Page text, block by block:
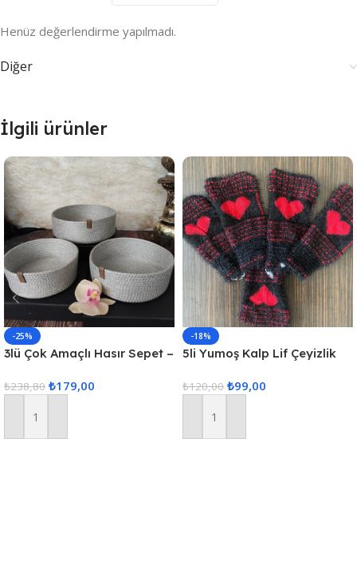
Henüz değerlendirme yapılmadı.
Diğer
İlgili ürünler
-25%
3lü Çok Amaçlı Hasır Sepet –
₺238,80 ₺179,00
Sepete Ekle
-18%
5li Yumoş Kalp Lif Çeyizlik
₺120,00 ₺99,00
Sepete Ekle